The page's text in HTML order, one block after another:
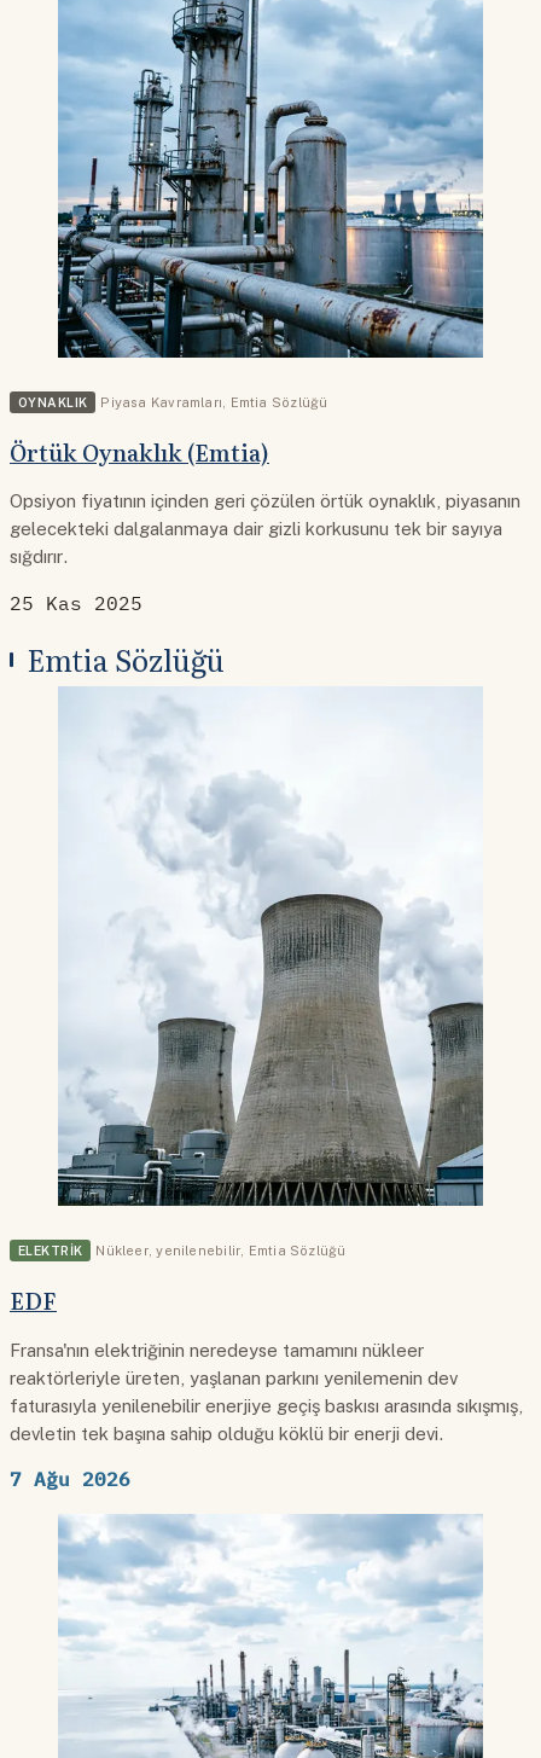
OYNAKLIK Piyasa Kavramları Emtia Sözlüğü
Örtük Oynaklık (Emtia)
Opsiyon fiyatının içinden geri çözülen örtük oynaklık, piyasanın
gelecekteki dalgalanmaya dair gizli korkusunu tek bir sayıya
sığdırır.
25 Kas 2025
Emtia Sözlüğü
ELEKTRIK Nükleer,yenilenebilir Emtia Sözlüğü
EDF
Fransa'nın elektriğinin neredeyse tamamını nükleer
reaktörleriyle üreten, yaşlanan parkını yenilemenin dev
faturasıyla yenilenebilir enerjiye geçiş baskısı arasında sıkışmış,
devletin tek başına sahip olduğu köklü bir enerji devi.
7 Ağu 2026